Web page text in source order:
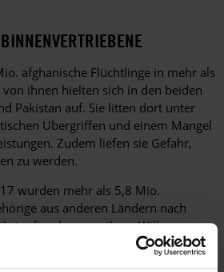
afghanische Flüchtlinge in mehr als
von ihnen hielten sich in den beiden
Pakistan auf. Sie litten dort unter
Übergriffen und einem Mangel
Zudem liefen sie Gefahr,
zu werden.
wurden mehr als 5,8 Mio.
aus anderen Ländern nach
oftmals gegen ihren Willen.
Amts für die Koordinierung